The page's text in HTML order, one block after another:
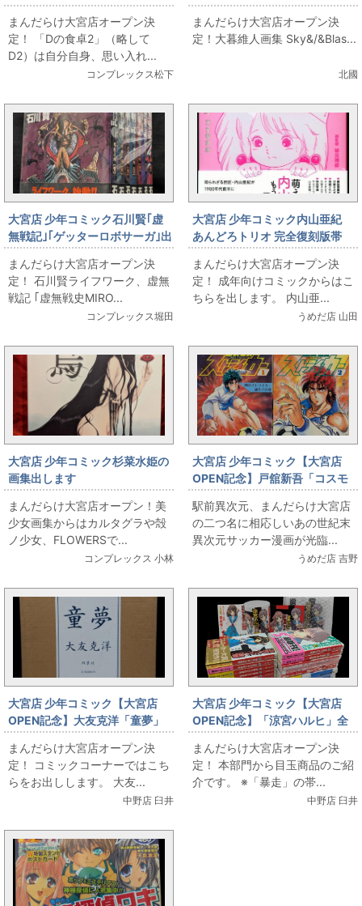
ジー出します！
まんだらけ大宮店オープン決
定！ 「Dの食卓2」（略して
D2）は自分自身、思い入れ...
コンプレックス松下
Sky&/&Blast
まんだらけ大宮店オープン決
定！大暮維人画集 Sky&/&Blas...
北國
大宮店 少年コミック石川賢｢虚
無戦記｣｢ゲッターロボサーガ｣出
します
まんだらけ大宮店オープン決
定！ 石川賢ライフワーク、虚無
戦記 ｢虚無戦史MIRO...
コンプレックス堀田
大宮店 少年コミック内山亜紀
あんどろトリオ 完全復刻版帯
付 旧あんどろトリオ全4巻 初
版セット(ヴィンテージ)
まんだらけ大宮店オープン決
定！ 成年向けコミックからはこ
ちらを出します。 内山亜...
うめだ店 山田
大宮店 少年コミック杉菜水姫の
画集出します
まんだらけ大宮店オープン！美
少女画集からはカルタグラや殻
ノ少女、FLOWERSで...
コンプレックス 小林
大宮店 少年コミック【大宮店
OPEN記念】戸舘新吾「コスモ
スストライカー」全2巻初版セッ
ト
駅前異次元、まんだらけ大宮店
の二つ名に相応しいあの世紀末
異次元サッカー漫画が光臨...
うめだ店 吉野
大宮店 少年コミック【大宮店
OPEN記念】大友克洋「童夢」
豪華版出します
まんだらけ大宮店オープン決
定！ コミックコーナーではこち
らをお出しします。 大友...
中野店 臼井
大宮店 少年コミック【大宮店
OPEN記念】「涼宮ハルヒ」全
初版、特典付きセット出します
まんだらけ大宮店オープン決
定！ 本部門から目玉商品のご紹
介です。 ※「暴走」の帯...
中野店 臼井